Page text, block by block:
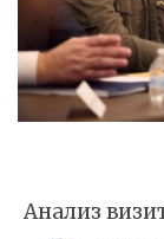
Анализ